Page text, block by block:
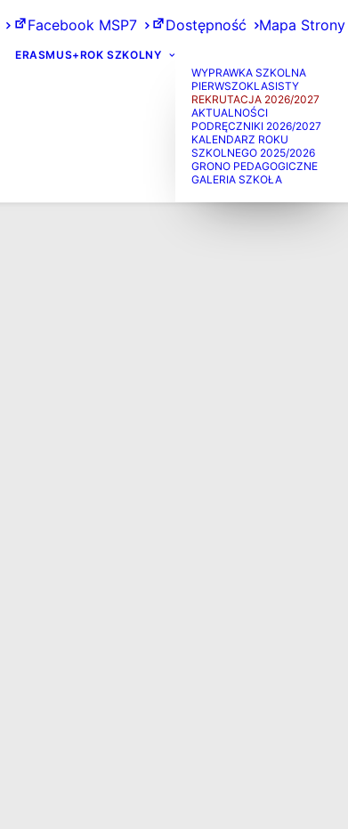
Facebook MSP7 Dostępność Mapa Strony
ERASMUS+ROK SZKOLNY
WYPRAWKA SZKOLNA
PIERWSZOKLASISTY
REKRUTACJA 2026/2027
AKTUALNOŚCI
PODRĘCZNIKI 2026/2027
KALENDARZ ROKU
SZKOLNEGO 2025/2026
GRONO PEDAGOGICZNE
GALERIA SZKOŁA